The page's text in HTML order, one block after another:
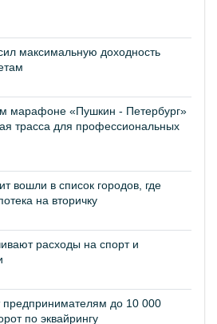
максимальную доходность
марафоне «Пушкин - Петербург»
трасса для профессиональных
вошли в список городов, где
на вторичку
расходы на спорт и
до 10 000
по эквайрингу